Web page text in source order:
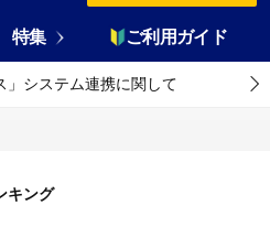
特集 ご利用ガイド
」システム連携に関して
キング